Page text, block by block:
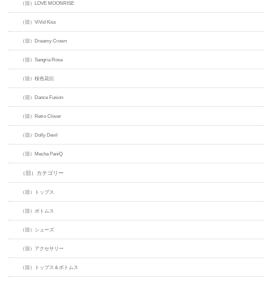
（旧）LOVE MOONRISE
（旧）ViVid Kiss
（旧）Dreamy Crown
（旧）Sangria Rosa
（旧）桜色花伝
（旧）Dance Fusion
（旧）Retro Clover
（旧）Dolly Devil
（旧）Mecha PaniQ
（旧）カテゴリー
（旧）トップス
（旧）ボトムス
（旧）シューズ
（旧）アクセサリー
（旧）トップス＆ボトムス